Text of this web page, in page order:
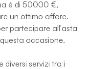
è di 50000 €,
un ottimo affare.
partecipare all'asta
occasione.
servizi tra i